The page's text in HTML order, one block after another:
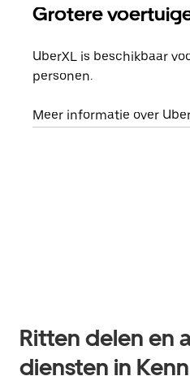
Grotere
UberXL is beschikbaar
personen.
Meer informatie over
Ritten delen en
diensten in